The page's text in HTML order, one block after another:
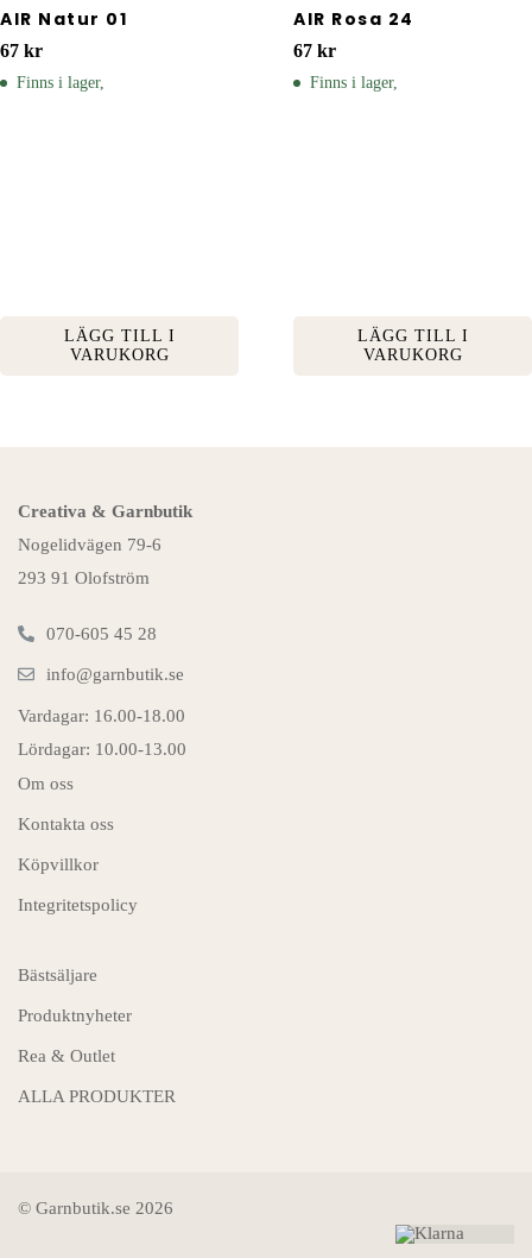
AIR Natur 01
67 kr
Finns i lager,
LÄGG TILL I
VARUKORG
AIR Rosa 24
67 kr
Finns i lager,
LÄGG TILL I
VARUKORG
Creativa & Garnbutik
Nogelidvägen 79-6
293 91 Olofström
070-605 45 28
info@garnbutik.se
Vardagar: 16.00-18.00
Lördagar: 10.00-13.00
Om oss
Kontakta oss
Köpvillkor
Integritetspolicy
Bästsäljare
Produktnyheter
Rea & Outlet
ALLA PRODUKTER
© Garnbutik.se 2026